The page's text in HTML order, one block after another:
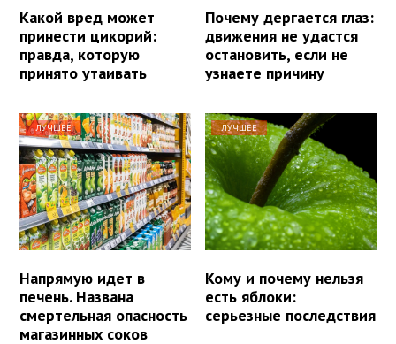
Какой вред может
принести цикорий:
правда, которую
принято утаивать
Почему дергается глаз:
движения не удастся
остановить, если не
узнаете причину
ЛУЧШЕЕ
Напрямую идет в
печень. Названа
смертельная опасность
магазинных соков
ЛУЧШЕЕ
Кому и почему нельзя
есть яблоки:
серьезные последствия